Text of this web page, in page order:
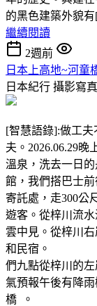
的黑色建築外貌
繼續閱讀
2週前
日本上高地~河童
日本紀行 攝影寫真
[智慧語錄]:做工
夫。2026.06.29
溫泉，洗去一日
館，我們搭巴士
寄託處，走300公
遊客。從梓川流
雲中見。從梓川
和民宿。 從
們九點從梓川的
氣預報午後有降
橋 。